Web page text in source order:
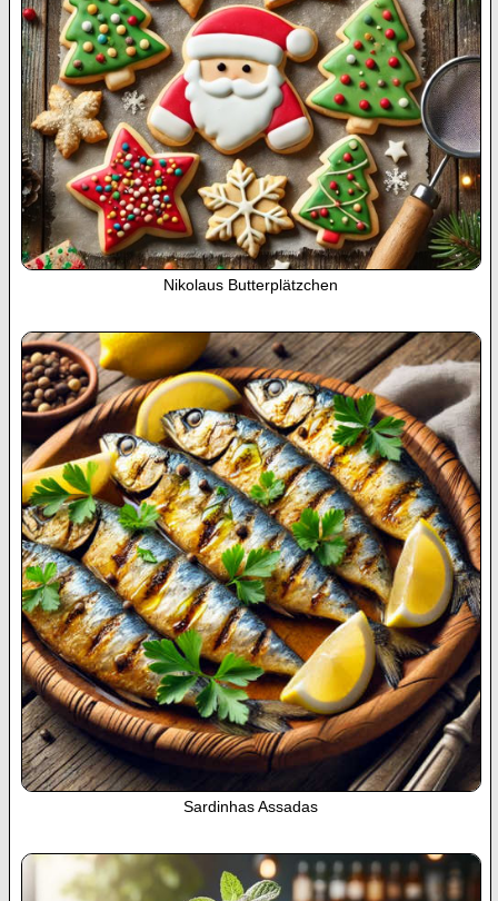
Nikolaus Butterplätzchen
Sardinhas Assadas